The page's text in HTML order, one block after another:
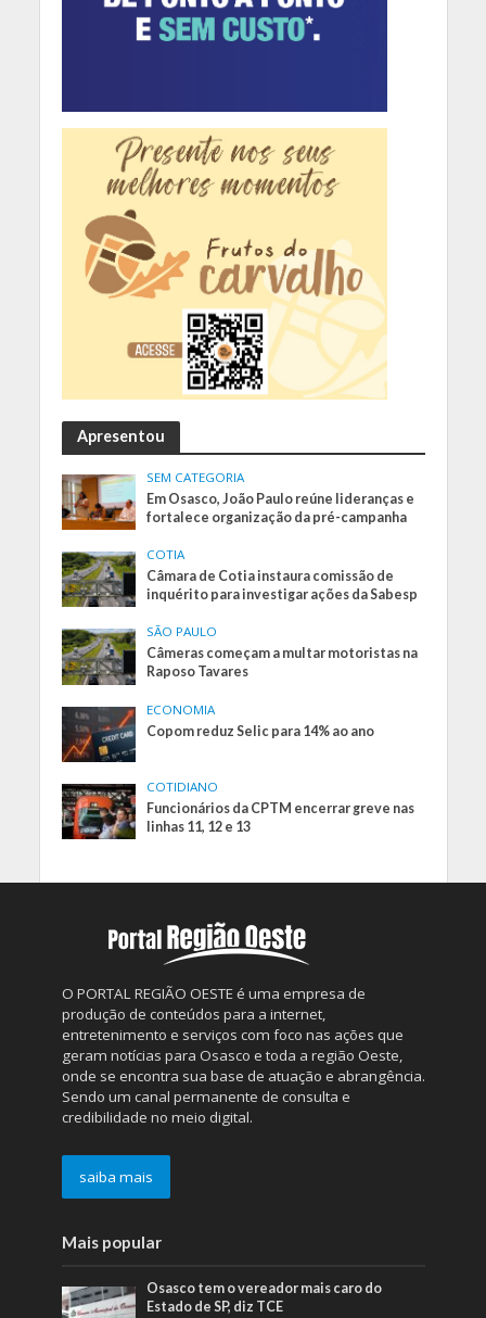
Apresentou
SEM CATEGORIA
Em Osasco, João Paulo reúne lideranças e
fortalece organização da pré-campanha
COTIA
Câmara de Cotia instaura comissão de
inquérito para investigar ações da Sabesp
SÃO PAULO
Câmeras começam a multar motoristas na
Raposo Tavares
ECONOMIA
Copom reduz Selic para 14% ao ano
COTIDIANO
Funcionários da CPTM encerrar greve nas
linhas 11, 12 e 13
O PORTAL REGIÃO OESTE é uma empresa de
produção de conteúdos para a internet,
entretenimento e serviços com foco nas ações que
geram notícias para Osasco e toda a região Oeste,
onde se encontra sua base de atuação e abrangência.
Sendo um canal permanente de consulta e
credibilidade no meio digital.
saiba mais
Mais popular
Osasco tem o vereador mais caro do
Estado de SP, diz TCE